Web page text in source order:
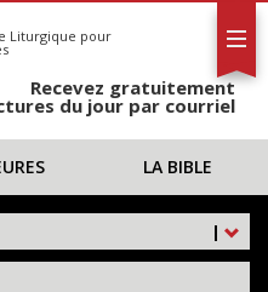
Liturgique pour
Recevez gratuitement
du jour par courriel
LA BIBLE
|